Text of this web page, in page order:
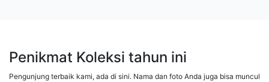
Penikmat Koleksi tahun ini
Pengunjung terbaik kami, ada di sini. Nama dan foto Anda juga bisa muncul